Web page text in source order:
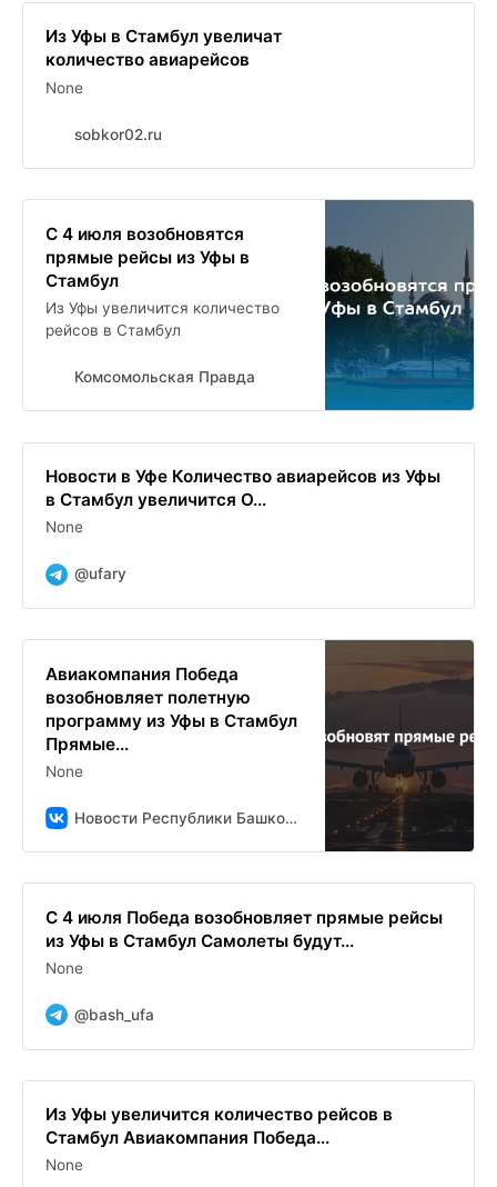
Из Уфы в Стамбул увеличат
количество авиарейсов
None
sobkor02.ru
С 4 июля возобновятся
прямые рейсы из Уфы в
Стамбул
Из Уфы увеличится количество
рейсов в Стамбул
Комсомольская Правда
Новости в Уфе Количество авиарейсов из Уфы
в Стамбул увеличится О...
None
@ufary
Авиакомпания Победа
возобновляет полетную
программу из Уфы в Стамбул
Прямые...
None
Новости Республики Башкортостан и Уфы ( БСТ )
С 4 июля Победа возобновляет прямые рейсы
из Уфы в Стамбул Самолеты будут...
None
@bash_ufa
Из Уфы увеличится количество рейсов в
Стамбул Авиакомпания Победа...
None